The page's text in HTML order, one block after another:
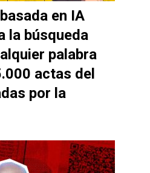
en IA
la búsqueda
palabra
actas del
por la